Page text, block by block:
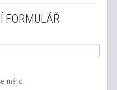
FORMULÁŘ
jméno.